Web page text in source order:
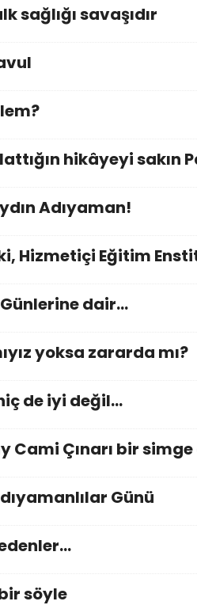
sağlığı savaşıdır
hikâyeyi sakın
Adıyaman!
Hizmetiçi Eğitim
Günlerine dair…
yoksa zararda mı?
de iyi değil...
Cami Çınarı bir
Günü
söyle